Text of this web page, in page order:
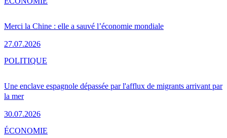
Merci la Chine : elle a sauvé l’économie mondiale
27.07.2026
Une enclave espagnole dépassée par l'afflux de migrants arrivant par
la mer
30.07.2026
POLITIQUE
ÉCONOMIE